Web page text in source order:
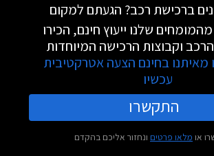
ברכישת רכב? הגעתם למקום
שלנו ייעוץ חינם, הכירו
וקבוצות הרכישה המיוחדות
מאיתנו בחינם הצעה אטרקטיבית
עכשיו
התקשרו
או מלאו פרטים ונחזור אליכם בהקדם